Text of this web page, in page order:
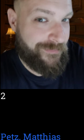
2
Petz, Matthias